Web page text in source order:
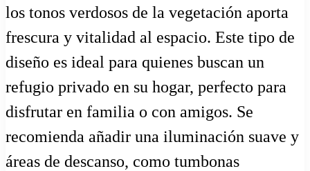
los tonos verdosos de la vegetación aporta
frescura y vitalidad al espacio. Este tipo de
diseño es ideal para quienes buscan un
refugio privado en su hogar, perfecto para
disfrutar en familia o con amigos. Se
recomienda añadir una iluminación suave y
áreas de descanso, como tumbonas